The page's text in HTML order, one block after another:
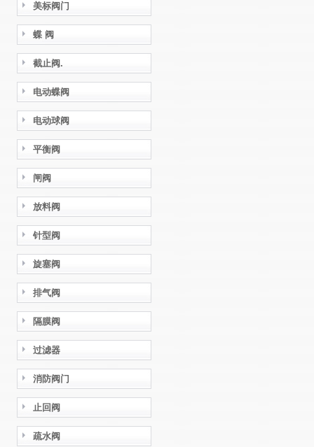
美标阀门
蝶 阀
截止阀.
电动蝶阀
电动球阀
平衡阀
闸阀
放料阀
针型阀
旋塞阀
排气阀
隔膜阀
过滤器
消防阀门
止回阀
疏水阀